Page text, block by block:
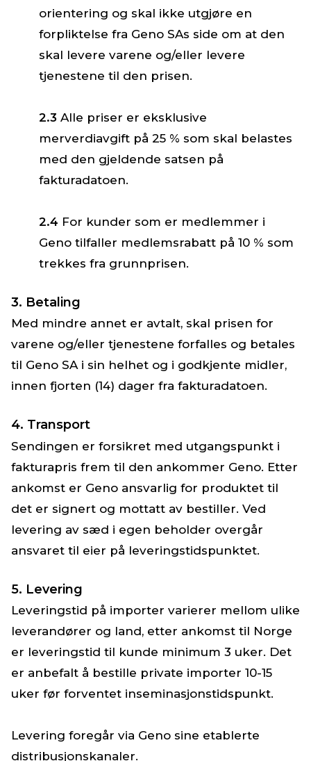
orientering og skal ikke utgjøre en
forpliktelse fra Geno SAs side om at den
skal levere varene og/eller levere
tjenestene til den prisen.
2.3 Alle priser er eksklusive
merverdiavgift på 25 % som skal belastes
med den gjeldende satsen på
fakturadatoen.
2.4 For kunder som er medlemmer i
Geno tilfaller medlemsrabatt på 10 % som
trekkes fra grunnprisen.
3. Betaling
Med mindre annet er avtalt, skal prisen for
varene og/eller tjenestene forfalles og betales
til Geno SA i sin helhet og i godkjente midler,
innen fjorten (14) dager fra fakturadatoen.
4. Transport
Sendingen er forsikret med utgangspunkt i
fakturapris frem til den ankommer Geno. Etter
ankomst er Geno ansvarlig for produktet til
det er signert og mottatt av bestiller. Ved
levering av sæd i egen beholder overgår
ansvaret til eier på leveringstidspunktet.
5. Levering
Leveringstid på importer varierer mellom ulike
leverandører og land, etter ankomst til Norge
er leveringstid til kunde minimum 3 uker. Det
er anbefalt å bestille private importer 10-15
uker før forventet inseminasjonstidspunkt.
Levering foregår via Geno sine etablerte
distribusjonskanaler.